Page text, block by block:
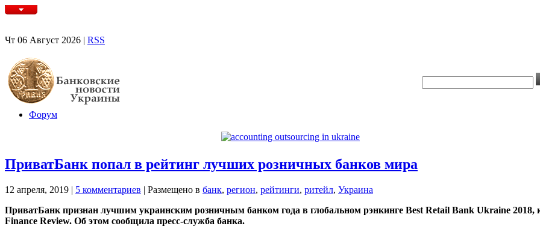
Чт 06 Август 2026 | RSS
Форум
ПриватБанк попал в рейтинг лучших розничных банков мира
12 апреля, 2019 | 5 комментариев | Размещено в банк, регион, рейтинги, ритейл, Украина
ПриватБанк признан лучшим украинским розничным банком года в глобальном рэнкинге Best Retail Bank Ukraine
Finance Review. Об этом сообщила пресс-служба банка.